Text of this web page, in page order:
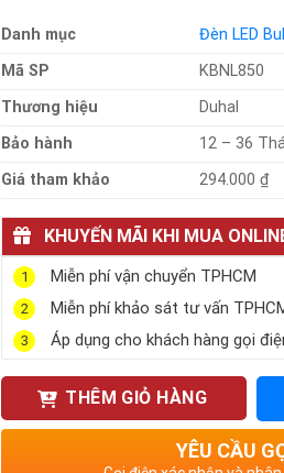
Danh mục
Đèn LED
Mã SP
KBNL850
Thương hiệu
Duhal
Bảo hành
12 – 36
Giá tham khảo
294.000 ₫
KHUYẾN MÃI KHI MUA
1 Miễn phí vận chuyển TPHCM
2 Miễn phí khảo sát tư vấn
3 Áp dụng cho khách hàng gọi
THÊM GIỎ HÀNG
YÊU CẦU